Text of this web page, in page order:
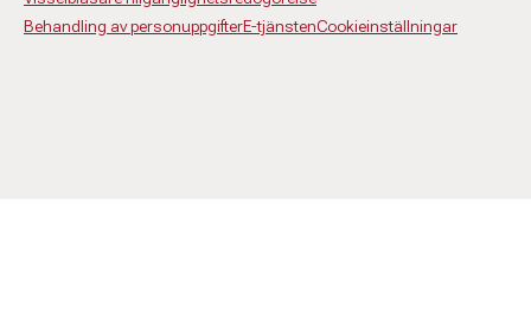
Behandling av personuppgifterE-tjänstenCookieinställningar